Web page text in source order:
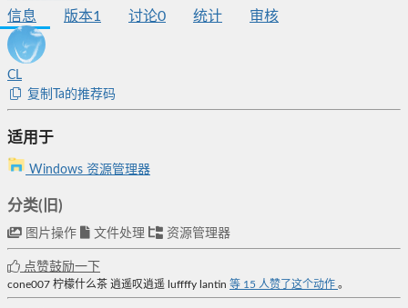
信息 版本1 讨论0 统计 审核
CL
复制Ta的推荐码
适用于
Windows 资源管理器
分类(旧)
图片操作 文件处理 资源管理器
点赞鼓励一下
cone007 柠檬什么茶 逍遥叹逍遥 luffffy lantin 等 15 人赞了这个动作 。